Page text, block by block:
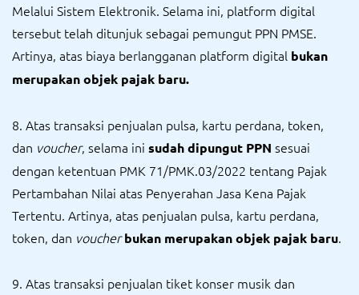
Melalui Sistem Elektronik. Selama ini, platform digital
tersebut telah ditunjuk sebagai pemungut PPN PMSE.
Artinya, atas biaya berlangganan platform digital bukan
merupakan objek pajak baru.
8. Atas transaksi penjualan pulsa, kartu perdana, token,
dan voucher, selama ini sudah dipungut PPN sesuai
dengan ketentuan PMK 71/PMK.03/2022 tentang Pajak
Pertambahan Nilai atas Penyerahan Jasa Kena Pajak
Tertentu. Artinya, atas penjualan pulsa, kartu perdana,
token, dan voucherbukan merupakan objek pajak baru.
9. Atas transaksi penjualan tiket konser musik dan